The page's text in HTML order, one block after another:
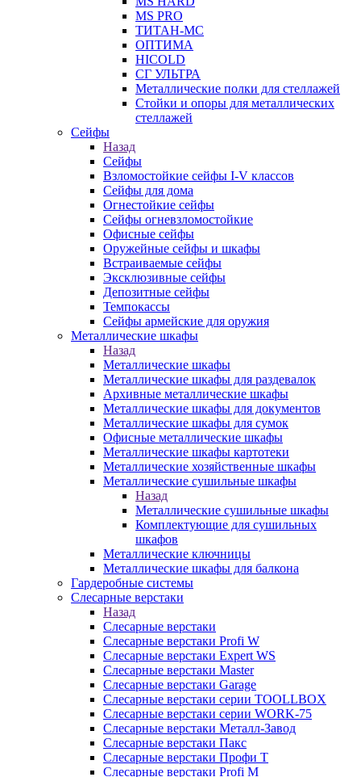
MS PRO
ТИТАН-МС
ОПТИМА
HICOLD
СГ УЛЬТРА
Металлические полки для стеллажей
Стойки и опоры для металлических
стеллажей
Сейфы
Назад
Сейфы
Взломостойкие сейфы I-V классов
Сейфы для дома
Огнестойкие сейфы
Сейфы огневзломостойкие
Офисные сейфы
Оружейные сейфы и шкафы
Встраиваемые сейфы
Эксклюзивные сейфы
Депозитные сейфы
Темпокассы
Сейфы армейские для оружия
Металлические шкафы
Назад
Металлические шкафы
Металлические шкафы для раздевалок
Архивные металлические шкафы
Металлические шкафы для документов
Металлические шкафы для сумок
Офисные металлические шкафы
Металлические шкафы картотеки
Металлические хозяйственные шкафы
Металлические сушильные шкафы
Назад
Металлические сушильные шкафы
Комплектующие для сушильных
шкафов
Металлические ключницы
Металлические шкафы для балкона
Гардеробные системы
Слесарные верстаки
Назад
Слесарные верстаки
Слесарные верстаки Profi W
Слесарные верстаки Expert WS
Слесарные верстаки Master
Слесарные верстаки Garage
Слесарные верстаки серии TOOLLBOX
Слесарные верстаки серии WORK-75
Слесарные верстаки Металл-Завод
Слесарные верстаки Пакс
Слесарные верстаки Профи Т
Слесарные верстаки Profi M